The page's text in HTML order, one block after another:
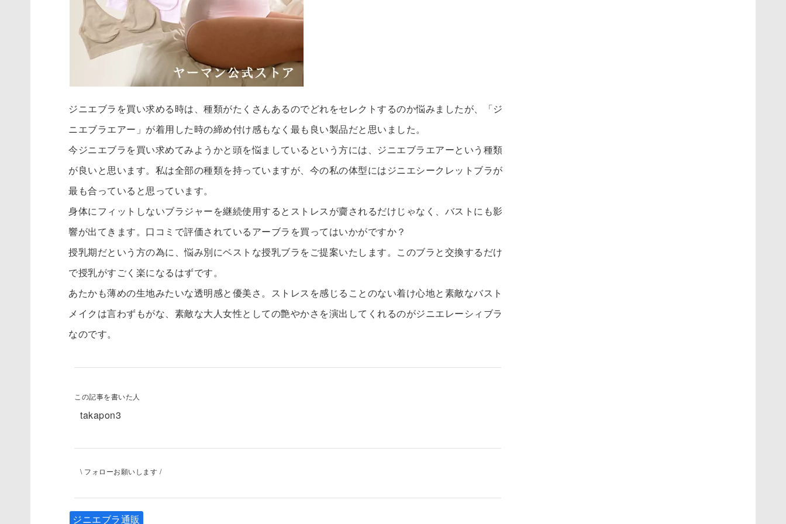
ジニエブラを買い求める時は、種類がたくさんあるのでどれをセレクトするのか悩みましたが、「ジ
ニエブラエアー」が着用した時の締め付け感もなく最も良い製品だと思いました。
今ジニエブラを買い求めてみようかと頭を悩ましているという方には、ジニエブラエアーという種類
が良いと思います。私は全部の種類を持っていますが、今の私の体型にはジニエシークレットブラが
最も合っていると思っています。
身体にフィットしないブラジャーを継続使用するとストレスが齎されるだけじゃなく、バストにも影
響が出てきます。口コミで評価されているアーブラを買ってはいかがですか？
授乳期だという方の為に、悩み別にベストな授乳ブラをご提案いたします。このブラと交換するだけ
で授乳がすごく楽になるはずです。
あたかも薄めの生地みたいな透明感と優美さ。ストレスを感じることのない着け心地と素敵なバスト
メイクは言わずもがな、素敵な大人女性としての艶やかさを演出してくれるのがジニエレーシィブラ
なのです。
この記事を書いた人
takapon3
\ フォローお願いします /
ジニエブラ通販